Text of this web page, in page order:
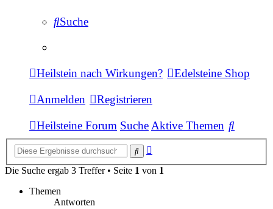
Suche
Heilstein nach Wirkungen? Edelsteine Shop
Anmelden Registrieren
Heilsteine Forum SucheAktive Themen
Suche
Die Suche ergab 3 Treffer • Seite 1 von 1
Themen
Antworten